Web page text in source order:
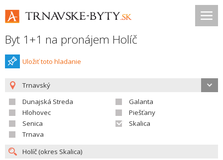
Byt 1+1 na pronájem Holíč
Uložiť toto hladanie
Trnavský
Dunajská Streda
Galanta
Hlohovec
Piešťany
Senica
Skalica
Trnava